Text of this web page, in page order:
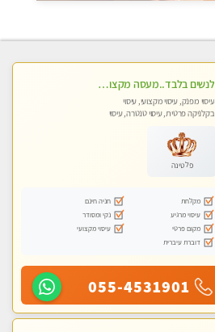
לנשים בלבד..מעסה מקצועי לנשים בלבד
עיסוי מפנק, עיסוי מקצועי, עיסוי
בקלניקה פרטית, עיסוי טנטרה, עיסוי
פלטינה
מקלחת
חניה חינם
עיסוי מרגיע
נקי ומסודר
מקום פרטי
עיסוי מקצועי
דוברת עיברית
055-4531901